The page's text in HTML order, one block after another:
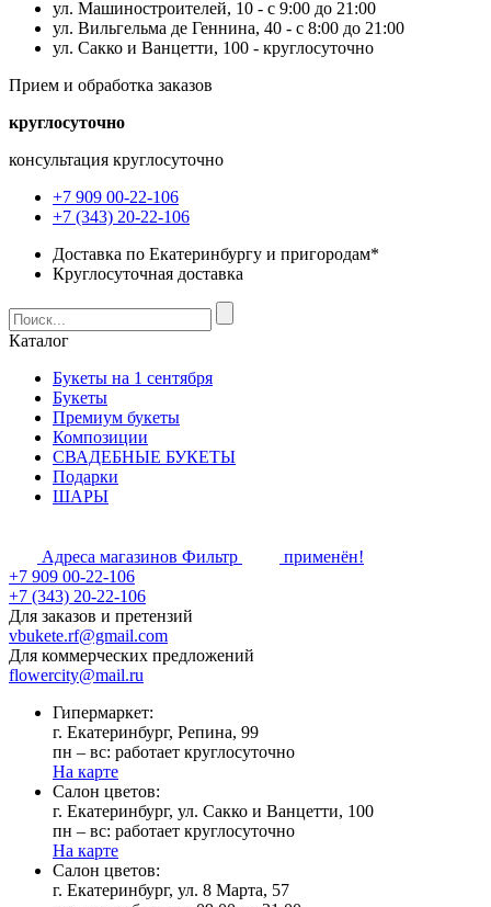
ул. Машиностроителей, 10 - с 9:00 до 21:00
ул. Вильгельма де Геннина, 40 - с 8:00 до 21:00
ул. Сакко и Ванцетти, 100 - круглосуточно
Прием и обработка заказов
круглосуточно
консультация круглосуточно
+7 909 00-22-106
+7 (343) 20-22-106
Доставка по Екатеринбургу и пригородам*
Круглосуточная доставка
Каталог
Букеты на 1 сентября
Букеты
Премиум букеты
Композиции
СВАДЕБНЫЕ БУКЕТЫ
Подарки
ШАРЫ
Адреса магазинов Фильтр
применён!
+7 909 00-22-106
+7 (343) 20-22-106
Для заказов и претензий
vbukete.rf@gmail.com
Для коммерческих предложений
flowercity@mail.ru
Гипермаркет:
г. Екатеринбург, Репина, 99
пн – вс: работает круглосуточно
На карте
Cалон цветов:
г. Екатеринбург, ул. Сакко и Ванцетти, 100
пн – вс: работает круглосуточно
На карте
Cалон цветов:
г. Екатеринбург, ул. 8 Марта, 57